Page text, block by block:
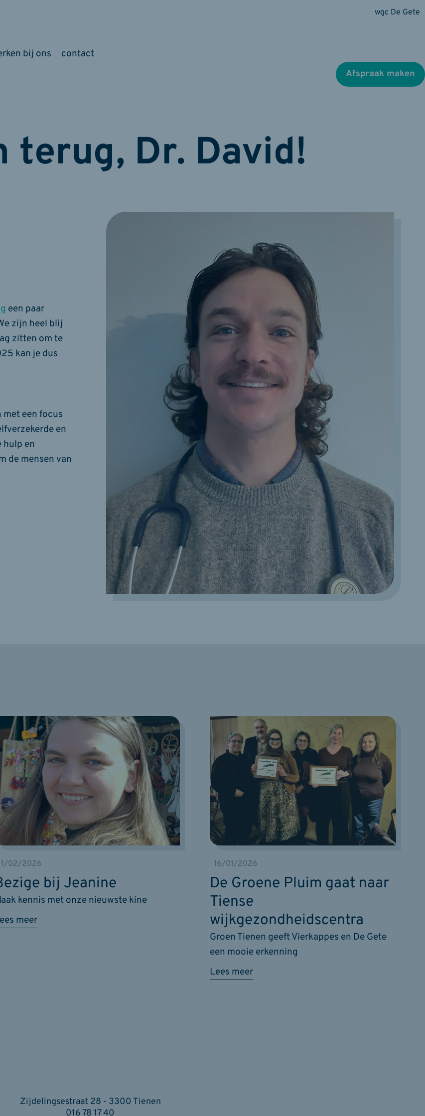
wgc De Gete
bij ons contact
Afspraak maken
terug, Dr. David!
een paar
zijn heel blij
zitten om te
kan je dus
met een focus
en
hulp en
de mensen van
meer
kennis met onze nieuwste kine
bij Jeanine
02/2026
Lees meer
Groen Tienen geeft Vierkappes en De Gete
een mooie erkenning
De Groene Pluim gaat naar
Tiense
wijkgezondheidscentra
16/01/2026
Zijdelingsestraat 28 - 3300 Tienen
016 78 17 40